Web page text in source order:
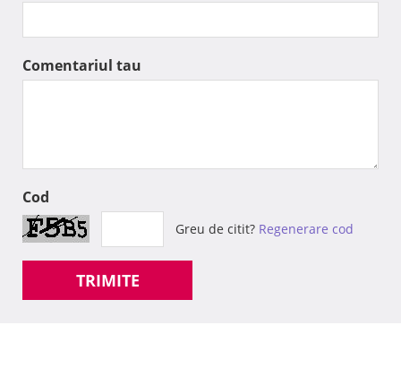
Comentariul tau
Cod
Greu de citit? Regenerare cod
TRIMITE